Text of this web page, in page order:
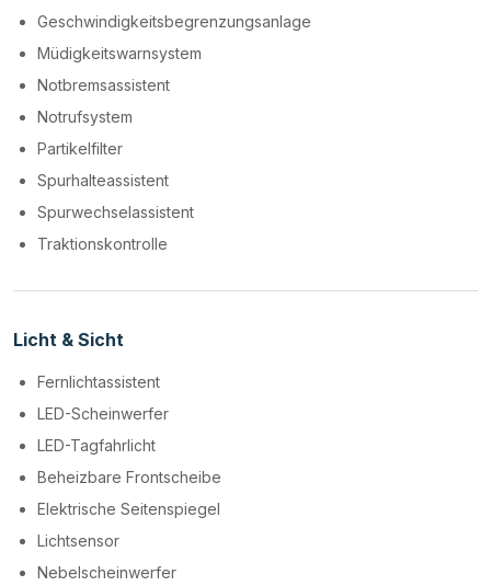
Geschwindigkeitsbegrenzungsanlage
Müdigkeitswarnsystem
Notbremsassistent
Notrufsystem
Partikelfilter
Spurhalteassistent
Spurwechselassistent
Traktionskontrolle
Licht & Sicht
Fernlichtassistent
LED-Scheinwerfer
LED-Tagfahrlicht
Beheizbare Frontscheibe
Elektrische Seitenspiegel
Lichtsensor
Nebelscheinwerfer